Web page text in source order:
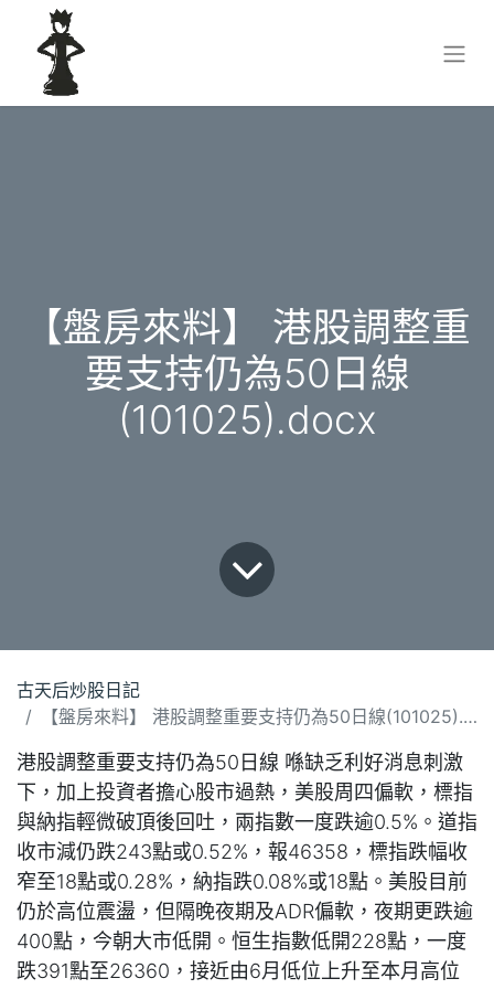
【盤房來料】 港股調整重
要支持仍為50日線
(101025).docx
古天后炒股日記
【盤房來料】 港股調整重要支持仍為50日線(101025).docx
港股調整重要支持仍為50日線 喺缺乏利好消息刺激
下，加上投資者擔心股市過熱，美股周四偏軟，標指
與納指輕微破頂後回吐，兩指數一度跌逾0.5%。道指
收市減仍跌243點或0.52%，報46358，標指跌幅收
窄至18點或0.28%，納指跌0.08%或18點。美股目前
仍於高位震盪，但隔晚夜期及ADR偏軟，夜期更跌逾
400點，今朝大市低開。恒生指數低開228點，一度
跌391點至26360，接近由6月低位上升至本月高位